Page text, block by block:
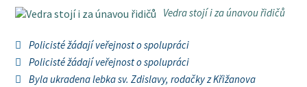
Vedra stojí i za únavou řidičů
Policisté žádají veřejnost o spolupráci
Policisté žádají veřejnost o spolupráci
Byla ukradena lebka sv. Zdislavy, rodačky z Křižanova